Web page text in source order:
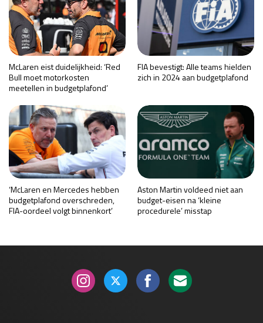
McLaren eist duidelijkheid: ‘Red
Bull moet motorkosten
meetellen in budgetplafond’
FIA bevestigt: Alle teams hielden
zich in 2024 aan budgetplafond
‘McLaren en Mercedes hebben
budgetplafond overschreden,
FIA-oordeel volgt binnenkort’
Aston Martin voldeed niet aan
budget-eisen na ‘kleine
procedurele’ misstap